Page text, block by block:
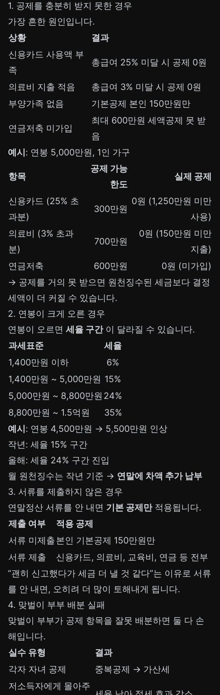
1. 공제를 충분히 받지 못한 경우
가장 흔한 원인입니다.
상황
결과
신용카드 사용액 부
족
총급여 25% 미달 시 공제 0원
의료비 지출 적음
총급여 3% 미달 시 공제 0원
부양가족 없음
기본공제 본인 150만원만
연금저축 미가입
최대 600만원 세액공제 못 받
음
예시 : 연봉 5,000만원, 1인 가구
항목
공제 가능
한도
실제 공제
신용카드 (25% 초
과분)
300만원
0원 (1,250만원 미만
사용)
의료비 (3% 초과
분)
700만원
0원 (150만원 미만
지출)
연금저축
600만원
0원 (미가입)
→ 공제를 거의 못 받으면 원천징수된 세금보다 결정
세액이 더 커질 수 있습니다.
2. 연봉이 크게 오른 경우
연봉이 오르면 세율 구간이 달라질 수 있습니다.
과세표준
세율
1,400만원 이하
6%
1,400만원 ~ 5,000만원 15%
5,000만원 ~ 8,800만원 24%
8,800만원 ~ 1.5억원
35%
예시 : 연봉 4,500만원 → 5,500만원 인상
작년: 세율 15% 구간
올해: 세율 24% 구간 진입
월 원천징수는 작년 기준 → 연말에 차액 추가 납부
3. 서류를 제출하지 않은 경우
연말정산 서류를 안 내면 기본 공제만적용됩니다.
제출 여부
적용 공제
서류 미제출본인 기본공제 150만원만
서류 제출
신용카드, 의료비, 교육비, 연금 등 전부
“괜히 신고했다가 세금 더 낼 것 같다”는 이유로 서류
를 안 내면, 오히려 더 많이 토해내게 됩니다.
4. 맞벌이 부부 배분 실패
맞벌이 부부가 공제 항목을 잘못 배분하면 둘 다 손
해입니다.
실수 유형
결과
각자 자녀 공제
중복공제 → 가산세
저소득자에게 몰아주